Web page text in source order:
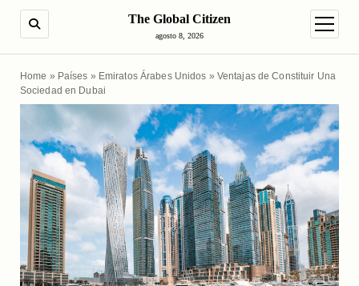
The Global Citizen
agosto 8, 2026
abrir
Home » Países » Emiratos Árabes Unidos » Ventajas de Constituir Una
Sociedad en Dubai